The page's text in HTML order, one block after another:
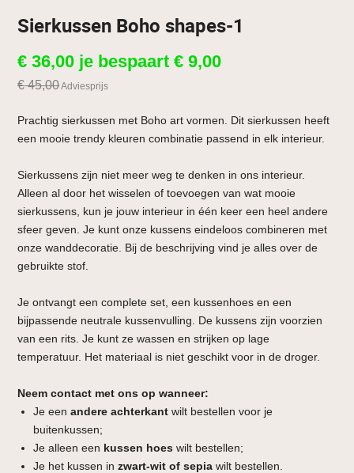
Sierkussen Boho shapes-1
€ 36,00 je bespaart€ 9,00
€45,00Adviesprijs
Prachtig sierkussen met Boho art vormen. Dit sierkussen heeft
een mooie trendy kleuren combinatie passend in elk interieur.
Sierkussens zijn niet meer weg te denken in ons interieur.
Alleen al door het wisselen of toevoegen van wat mooie
sierkussens, kun je jouw interieur in één keer een heel andere
sfeer geven. Je kunt onze kussens eindeloos combineren met
onze wanddecoratie. Bij de beschrijving vind je alles over de
gebruikte stof.
Je ontvangt een complete set, een kussenhoes en een
bijpassende neutrale kussenvulling. De kussens zijn voorzien
van een rits. Je kunt ze wassen en strijken op lage
temperatuur. Het materiaal is niet geschikt voor in de droger.
Neem contact met ons op wanneer:
Je eenandere achterkant wilt bestellen voor je
buitenkussen;
Je alleen een kussen hoes wilt bestellen;
Je het kussen inzwart-wit of sepia wilt bestellen.